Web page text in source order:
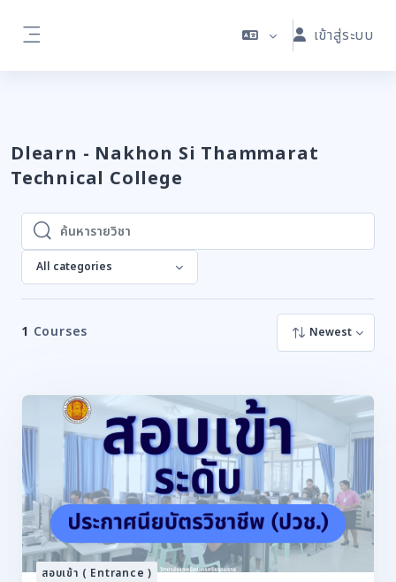
เข้าสู่ระบบ
Dlearn - Nakhon Si Thammarat
Technical College
ค้นหารายวิชา
ค้นหารายวิชา
All categories
1 Courses Newest
สอบเข้า ( Entrance )